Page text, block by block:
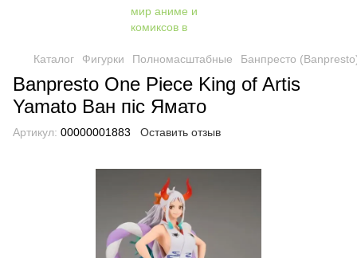
Каталог Фигурки Полномасштабные Банпресто
Banpresto One Piece King of Artis
Yamato Ван піс Ямато
Артикул: 00000001883 Оставить отзыв